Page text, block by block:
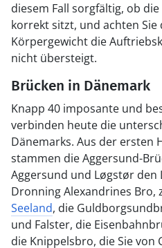
diesem Fall sorgfältig, ob
korrekt sitzt, und achten Sie
Körpergewicht die
nicht übersteigt.
Brücken in Dänemark
Knapp 40 imposante und
verbinden heute die
Dänemarks. Aus der ersten
stammen die Aggersund-
Aggersund und Løgstør
Dronning Alexandrines Bro,
Seeland, die
und Falster, die
die Knippelsbro, die Sie von